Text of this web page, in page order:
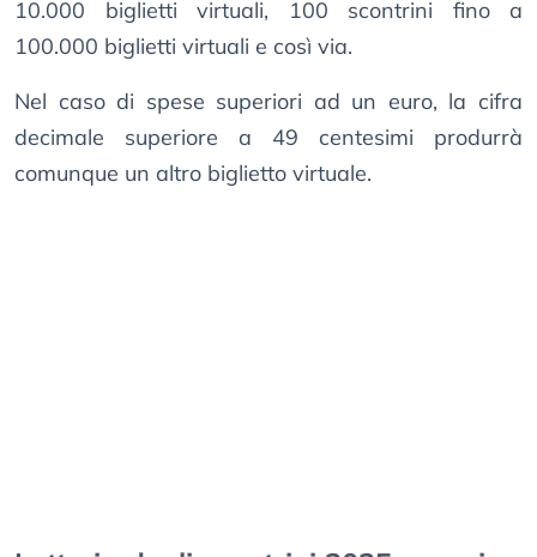
10.000 biglietti virtuali, 100 scontrini fino a
100.000 biglietti virtuali e così via.
Nel caso di spese superiori ad un euro, la cifra
decimale superiore a 49 centesimi produrrà
comunque un altro biglietto virtuale.